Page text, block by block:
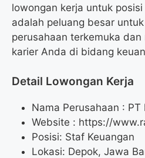
lowongan kerja untuk
adalah peluang besar
perusahaan terkemuka
karier Anda di bidang
Detail Lowongan Kerja
Nama Perusahaan : PT
Website : https://
Posisi: Staf Keuangan
Lokasi: Depok, Jawa